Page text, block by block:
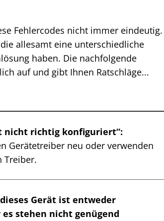
Fehlercodes nicht immer eindeutig.
allesamt eine unterschiedliche
haben. Die nachfolgende
auf und gibt Ihnen Ratschläge...
nicht richtig konfiguriert“:
Gerätetreiber neu oder verwenden
Treiber.
Gerät ist entweder
es stehen nicht genügend